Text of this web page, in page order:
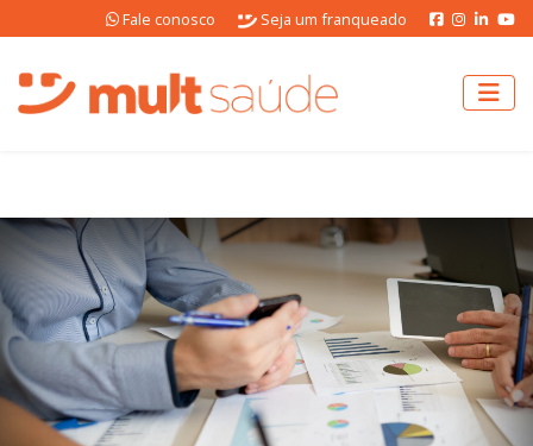
Fale conosco Seja um franqueado